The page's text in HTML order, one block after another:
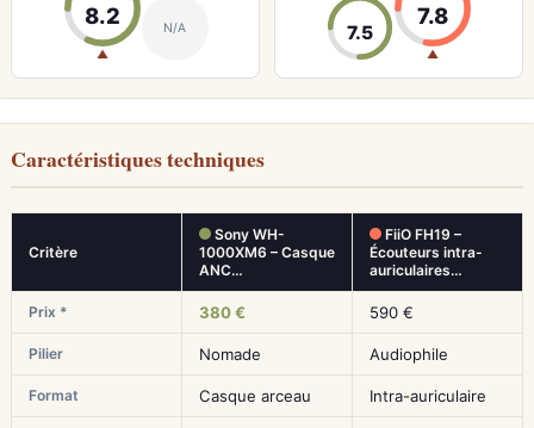
8.2
▲
N/A 7.5
7.8
▲
Caractéristiques techniques
Critère
Sony WH-
1000XM6 – Casque
ANC…
FiiO FH19 –
Écouteurs intra-
auriculaires…
Prix * 380 € 590 €
Pilier Nomade Audiophile
Format Casque arceau Intra-auriculaire